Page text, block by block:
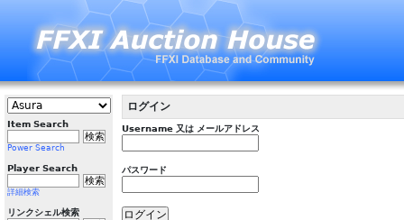
Item Search
Power Search
Player Search
詳細検索
リンクシェル検索
ログイン
Username 又は メールアドレス
パスワード